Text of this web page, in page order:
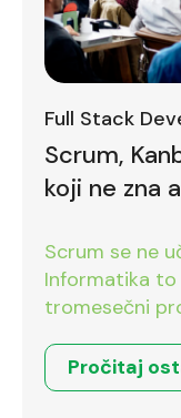
Full Stack
Scrum,
koji ne zna
Scrum se ne
Informatika
tromesečni
Pročitaj